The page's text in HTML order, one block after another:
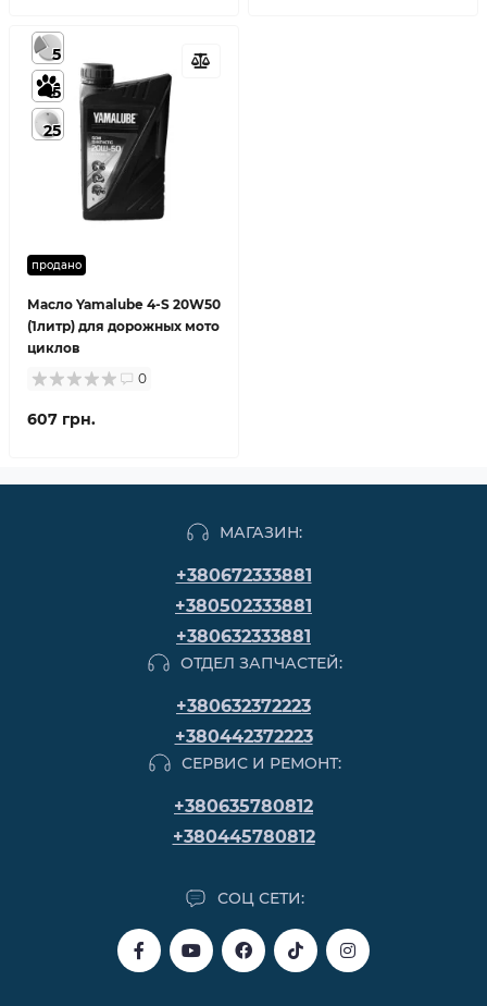
продано
Масло Yamalube 4-S 20W50
(1литр) для дорожных мото
циклов
5
5
25
0
607 грн.
МАГАЗИН:
+380672333881
+380502333881
+380632333881
ОТДЕЛ ЗАПЧАСТЕЙ:
+380632372223
+380442372223
СЕРВИС И РЕМОНТ:
+380635780812
+380445780812
СОЦ СЕТИ: